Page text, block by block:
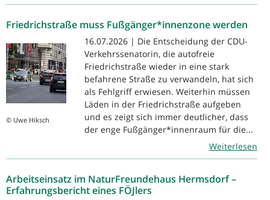
Friedrichstraße muss Fußgänger*innenzone werden
© Uwe Hiksch
16.07.2026 | Die Entscheidung der CDU-
Verkehrssenatorin, die autofreie
Friedrichstraße wieder in eine stark
befahrene Straße zu verwandeln, hat sich
als Fehlgriff erwiesen. Weiterhin müssen
Läden in der Friedrichstraße aufgeben
und es zeigt sich immer deutlicher, dass
der enge Fußgänger*innenraum für die...
Weiterlesen
Arbeitseinsatz im NaturFreundehaus Hermsdorf –
Erfahrungsbericht eines FÖJlers